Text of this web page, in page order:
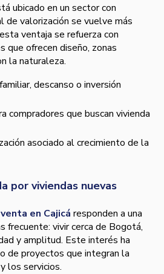
ubicado en un sector con
de valorización se vuelve más
ventaja se refuerza con
que ofrecen diseño, zonas
la naturaleza.
descanso o inversión
compradores que buscan vivienda
asociado al crecimiento de la
por viviendas nuevas
en Cajicá responden a una
frecuente: vivir cerca de Bogotá,
y amplitud. Este interés ha
de proyectos que integran la
los servicios.